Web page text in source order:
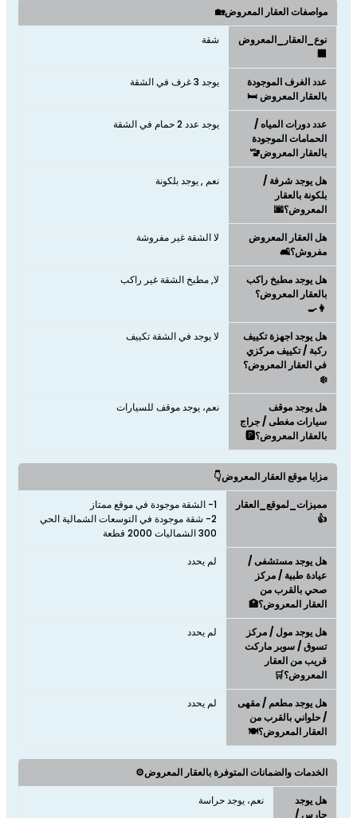
مواصفات العقار المعروض🏡
نوع_العقار_المعروض
🏢
شقة
عدد الغرف الموجودة
بالعقار المعروض 🛏️
يوجد 3 غرف في الشقة
عدد دورات المياه /
الحمامات الموجودة
بالعقار المعروض🚾
يوجد عدد 2 حمام في الشقة
هل يوجد شرفة /
بلكونة بالعقار
المعروض؟🌆
نعم , يوجد بلكونة
هل العقار المعروض
مفروش؟🛋️
لا الشقة غير مفروشة
هل يوجد مطبخ راكب
بالعقار المعروض؟
👩‍🍳
لا, مطبخ الشقة غير راكب
هل يوجد اجهزة تكييف
ركبة / تكييف مركزي
في العقار المعروض؟
❄️
لا يوجد في الشقة تكييف
هل يوجد موقف
سيارات مغطى / جراج
بالعقار المعروض؟🅿️
نعم، يوجد موقف للسيارات
مزايا موقع العقار المعروض👇
مميزات_لموقع_العقار
👍
2- شقة موجودة في التوسعات الشمالية الحي
300 الشماليات 2000 قطعة
هل يوجد مستشفى /
عيادة طبية / مركز
صحي بالقرب من
العقار المعروض؟🏥
لم يحدد
هل يوجد مول / مركز
تسوق / سوبر ماركت
قريب من العقار
المعروض؟🛒
لم يحدد
هل يوجد مطعم / مقهى
/ حلواني بالقرب من
العقار المعروض؟🍽️
لم يحدد
الخدمات والضمانات المتوفرة بالعقار المعروض⚙️
هل يوجد
حارس /
نعم، يوجد حراسة